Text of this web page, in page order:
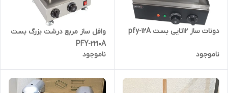
دونات ساز 12تایی بست pfy-12A
ناموجود
وافل ساز مربع درشت بزرگ بست
PFY-2210A
ناموجود